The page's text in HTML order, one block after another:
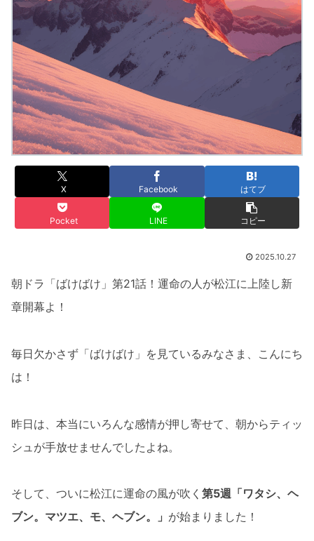
X Facebook はてブ
Pocket LINE コピー
2025.10.27
朝ドラ「ばけばけ」第21話！運命の人が松江に上陸し新
章開幕よ！
毎日欠かさず「ばけばけ」を見ているみなさま、こんにち
は！
昨日は、本当にいろんな感情が押し寄せて、朝からティッ
シュが手放せませんでしたよね。
そして、ついに松江に運命の風が吹く 第5週「ワタシ、ヘ
ブン。マツエ、モ、ヘブン。」 が始まりました！